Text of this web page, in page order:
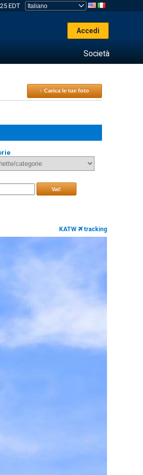
EDT
Accedi
Società
↑ Carica le tue foto
Vai!
KATW tracking